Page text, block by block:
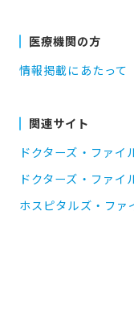
医療機関の方
情報掲載にあたって
関連サイト
ドクターズ・ファイ
ドクターズ・ファイ
ホスピタルズ・ファ